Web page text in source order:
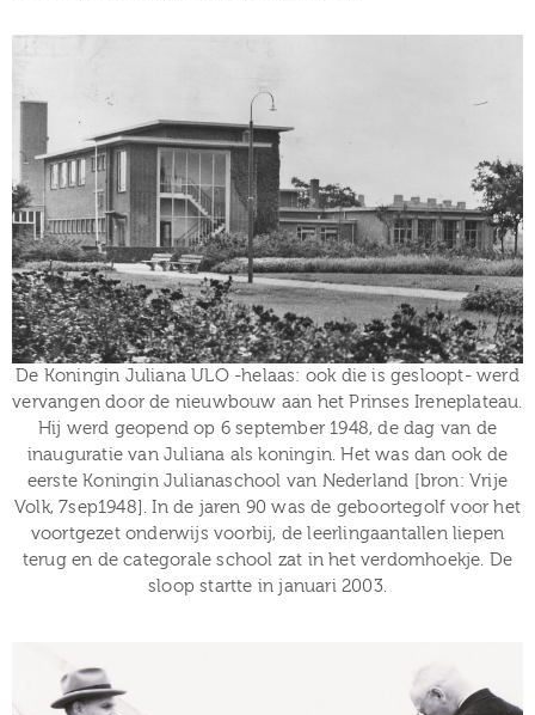
De Koningin Juliana ULO -helaas: ook die is gesloopt- werd
vervangen door de nieuwbouw aan het Prinses Ireneplateau.
Hij werd geopend op 6 september 1948, de dag van de
inauguratie van Juliana als koningin. Het was dan ook de
eerste Koningin Julianaschool van Nederland [bron: Vrije
Volk, 7sep1948]. In de jaren 90 was de geboortegolf voor het
voortgezet onderwijs voorbij, de leerlingaantallen liepen
terug en de categorale school zat in het verdomhoekje. De
sloop startte in januari 2003.